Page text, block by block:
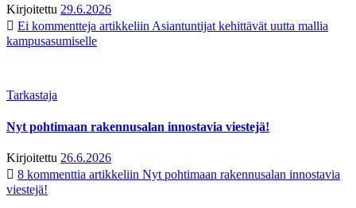
Kirjoitettu 29.6.2026
Ei kommentteja artikkeliin Asiantuntijat kehittävät uutta mallia
kampusasumiselle
Tarkastaja
Nyt pohtimaan rakennusalan innostavia viestejä!
Kirjoitettu 26.6.2026
8 kommenttia artikkeliin Nyt pohtimaan rakennusalan innostavia
viestejä!